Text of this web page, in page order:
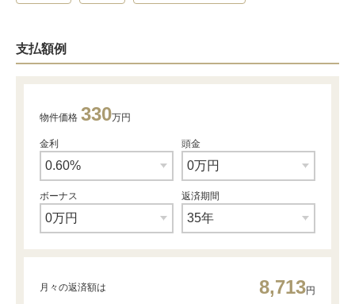
支払額例
物件価格 330万円
金利 頭金
ボーナス 返済期間
月々の返済額は 8,713円